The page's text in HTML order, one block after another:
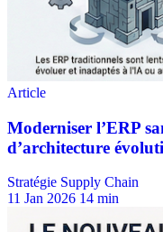
Stratégie Supply Chain
11 Jan 2026 14 min